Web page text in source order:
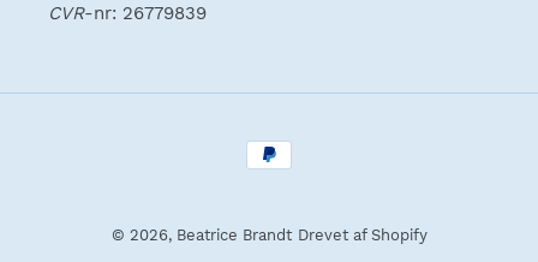
CVR-nr: 26779839
Betalingsmetoder
© 2026, Beatrice Brandt Drevet af Shopify